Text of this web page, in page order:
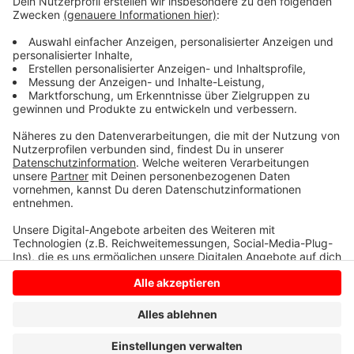
in der Hosentasche. Immerhin gibt es fast 3 Millionen
deutsche Wikipedia-Artikel. Und unser Moderator
Hendrik Frost dachte sich: 'Es wird Zeit, dass sich das
alles mal jemand durchliest!'
Anzeige
Anzeige